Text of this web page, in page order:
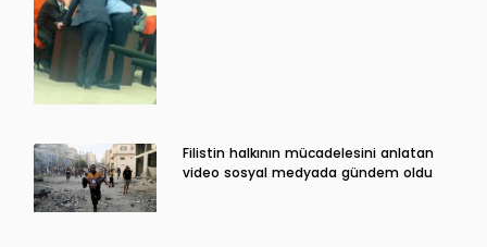
Filistin halkının mücadelesini anlatan
video sosyal medyada gündem oldu